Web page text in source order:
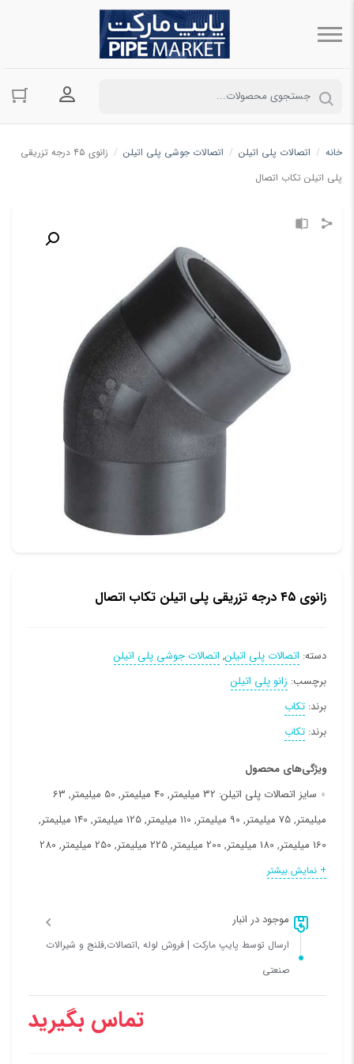
ورود به
خانه / اتصالات پلی اتیلن / اتصالات جوشی پلی اتیلن /
زانوی ۴۵ درجه تزریقی
پلی اتیلن تکاب اتصال
زانوی ۴۵ درجه تزریقی پلی اتیلن تکاب اتصال
دسته: اتصالات پلی اتیلن, اتصالات جوشی پلی اتیلن
برچسب: زانو پلی اتیلن
برند: تکاب
برند: تکاب
ویژگی‌های محصول
سایز اتصالات پلی اتیلن:
32 میلیمتر, 40 میلیمتر, 50 میلیمتر, 63
میلیمتر, 75 میلیمتر, 90 میلیمتر, 110 میلیمتر, 125 میلیمتر, 140 میلیمتر,
160 میلیمتر, 180 میلیمتر, 200 میلیمتر, 225 میلیمتر, 250 میلیمتر, 280
فشار کاری:10 بار (اتمسفر), 16 بار (اتمسفر)
نوع مواد:PE100
+ نمایش بیشتر
موجود در انبار
ارسال توسط پایپ مارکت | فروش لوله ,اتصالات,فلنج و شیرالات
صنعتی
تماس بگیرید